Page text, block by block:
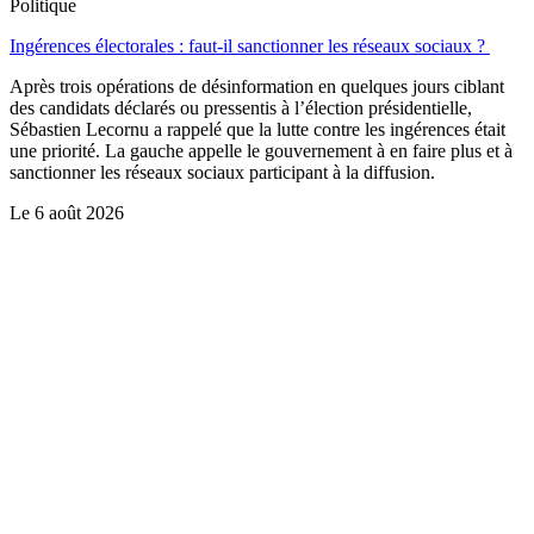
Politique
Ingérences électorales : faut-il sanctionner les réseaux sociaux ?
Après trois opérations de désinformation en quelques jours ciblant
des candidats déclarés ou pressentis à l’élection présidentielle,
Sébastien Lecornu a rappelé que la lutte contre les ingérences était
une priorité. La gauche appelle le gouvernement à en faire plus et à
sanctionner les réseaux sociaux participant à la diffusion.
Le 6 août 2026